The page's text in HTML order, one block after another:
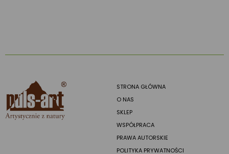
STRONA GŁÓWNA
O NAS
SKLEP
WSPÓŁPRACA
PRAWA AUTORSKIE
POLITYKA PRYWATNOŚCI